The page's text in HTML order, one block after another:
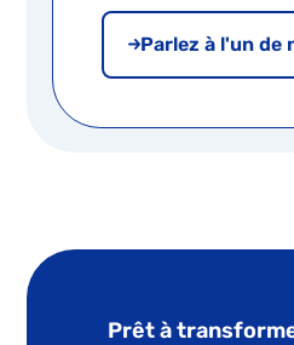
Parlez à l'un de
Prêt à